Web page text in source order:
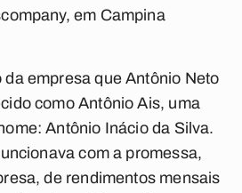
em Campina
da empresa que Antônio Neto
como Antônio Ais, uma
Antônio Inácio da Silva.
com a promessa,
de rendimentos mensais